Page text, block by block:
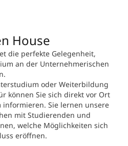
House
die perfekte Gelegenheit,
an der Unternehmerischen
oder Weiterbildung
können Sie sich direkt vor Ort
Sie lernen unsere
mit Studierenden und
welche Möglichkeiten sich
eröffnen.